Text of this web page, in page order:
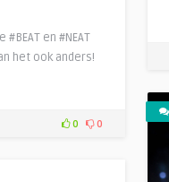
en #NEAT
het ook anders!
0 0